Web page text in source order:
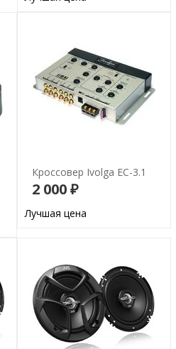
Кроссовер Ivolga EC-3.1
2 000 ₽
Лучшая цена